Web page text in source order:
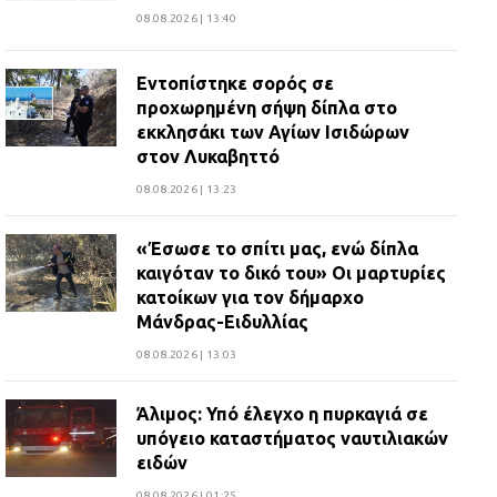
08.08.2026 | 13:40
Εντοπίστηκε σορός σε
προχωρημένη σήψη δίπλα στο
εκκλησάκι των Αγίων Ισιδώρων
στον Λυκαβηττό
08.08.2026 | 13:23
«Έσωσε το σπίτι μας, ενώ δίπλα
καιγόταν το δικό του» Οι μαρτυρίες
κατοίκων για τον δήμαρχο
Μάνδρας-Ειδυλλίας
08.08.2026 | 13:03
Άλιμος: Υπό έλεγχο η πυρκαγιά σε
υπόγειο καταστήματος ναυτιλιακών
ειδών